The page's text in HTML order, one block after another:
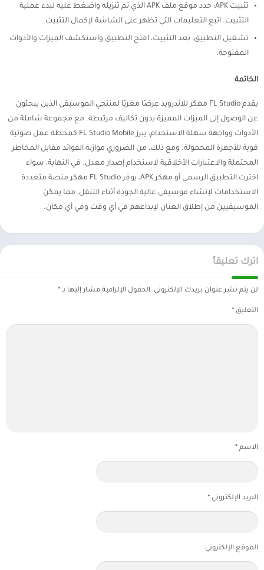
تثبيت APK: حدد موقع ملف APK الذي تم تنزيله واضغط عليه لبدء عملية
التثبيت. اتبع التعليمات التي تظهر على الشاشة لإكمال التثبيت.
تشغيل التطبيق: بعد التثبيت، افتح التطبيق واستكشف الميزات والأدوات
المفتوحة.
الخاتمة
يقدم FL Studio مهكر للاندرويد عرضًا مغريًا لمنتجي الموسيقى الذين يبحثون
عن الوصول إلى الميزات المميزة بدون تكاليف مرتبطة. مع مجموعة شاملة من
الأدوات وواجهة سهلة الاستخدام، يبرز FL Studio Mobile كمحطة عمل صوتية
قوية للأجهزة المحمولة. ومع ذلك، من الضروري موازنة الفوائد مقابل المخاطر
المحتملة والاعتبارات الأخلاقية لاستخدام إصدار معدل. في النهاية، سواء
اخترت التطبيق الرسمي أو مهكر APK، يوفر FL Studio مهكر منصة متعددة
الاستخدامات لإنشاء موسيقى عالية الجودة أثناء التنقل، مما يمكّن
الموسيقيين من إطلاق العنان لإبداعهم في أي وقت وفي أي مكان.
اترك تعليقاً
لن يتم نشر عنوان بريدك الإلكتروني. الحقول الإلزامية مشار إليها بـ *
التعليق *
الاسم *
البريد الإلكتروني *
الموقع الإلكتروني